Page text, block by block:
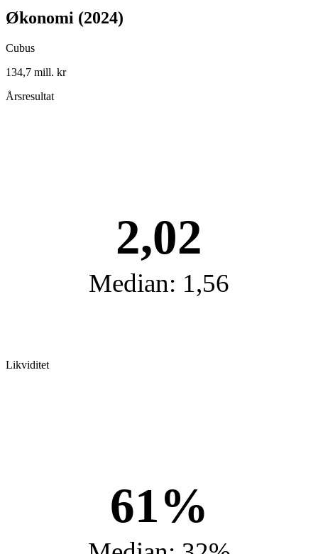
Økonomi (2024)
Cubus
134,7 mill. kr
Årsresultat
2,02
Median: 1,56
Likviditet
61%